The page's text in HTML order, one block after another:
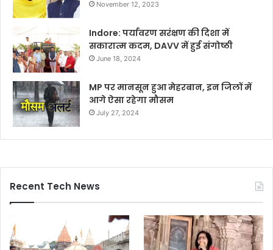
November 12, 2023
Indore: पर्यावरण सरंक्षण की दिशा में
सकारात्म कदम, DAVV में हुई संगोष्ठी
June 18, 2024
MP पर मानसून हुआ मेहरबान, इन जिलों में
आगे ऐसा रहेगा मौसम
July 27, 2024
Recent Tech News